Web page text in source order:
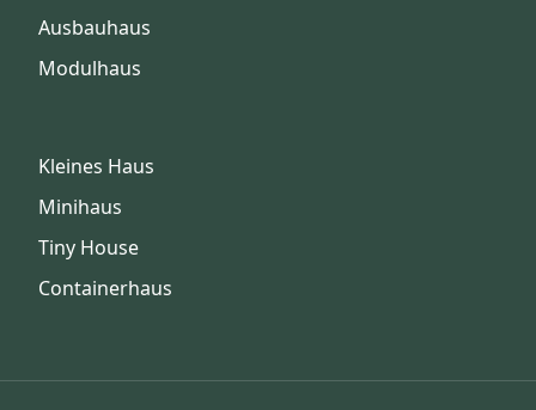
Ausbauhaus
Modulhaus
Kleines Haus
Minihaus
Tiny House
Containerhaus